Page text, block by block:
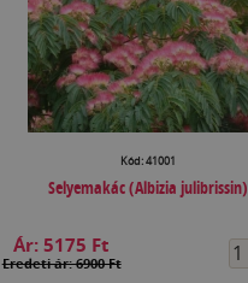
Kód: 41001
Selyemakác (Albizia julibrissin)
Ár:5175 Ft
Eredeti ár: 6900 Ft